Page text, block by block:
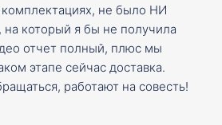
не было НИ
который я бы не получила
отчет полный, плюс мы
этапе сейчас доставка.
работают на совесть!